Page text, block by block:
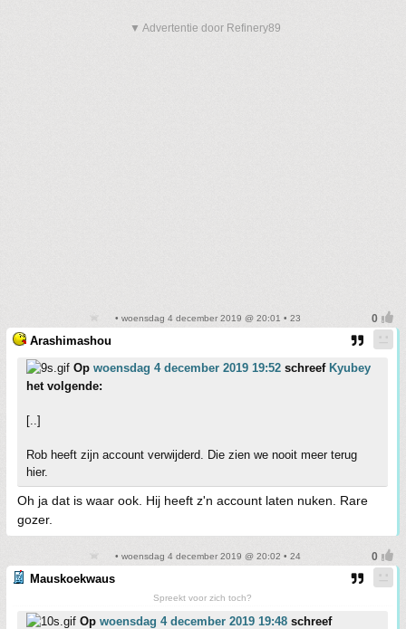
▼ Advertentie door Refinery89
• woensdag 4 december 2019 @ 20:01 • 23
Arashimashou
Op woensdag 4 december 2019 19:52 schreef Kyubey
het volgende:
[..]
Rob heeft zijn account verwijderd. Die zien we nooit meer terug
hier.
Oh ja dat is waar ook. Hij heeft z'n account laten nuken. Rare
gozer.
• woensdag 4 december 2019 @ 20:02 • 24
Mauskoekwaus
Spreekt voor zich toch?
Op woensdag 4 december 2019 19:48 schreef